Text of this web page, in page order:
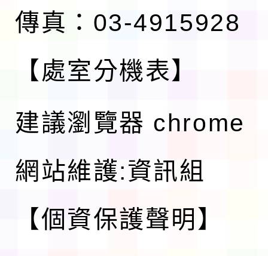
傳真：03-4915928
【處室分機表】
建議瀏覽器 chrome
網站維護:資訊組
【個資保護聲明】